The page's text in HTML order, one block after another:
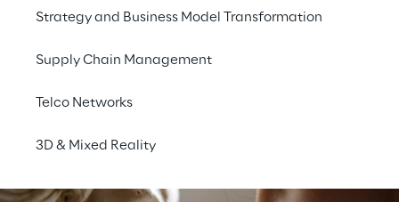
Strategy and Business Model Transformation
Supply Chain Management
Telco Networks
3D & Mixed Reality
optimieren
Anbieter auf dem italienischen
hohes Anfragevolumen über ein Netzwerk